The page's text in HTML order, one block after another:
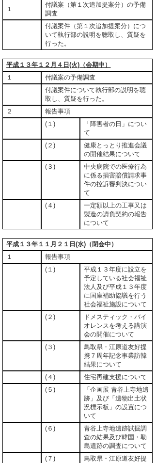
１
付議案（第１次追加提案分）の予備
調査
付議案件（第１次追加提案分）につ
いて執行部の説明を聴取し、質疑を
行った。
平成１３年１２月４日(火)（会期中）
１
付議案の予備調査
付議案件について執行部の説明を聴
取し、質疑を行った。
２
報告事項
(１)
「障害者の日」につい
て
(２)
健康とっとり推進会議
の開催結果について
(３)
中央病院での医療行為
に係る損害賠償請求事
件の控訴審判決につい
て
(４)
一定額以上の工事又は
製造の請負契約の報告
について
平成１３年１１月２１日(水)（閉会中）
１
報告事項
(１)
平成１３年度に設立を
予定している社会福祉
法人及び平成１３年度
に国庫補助協議を行う
社会福祉施設について
(２)
ドメスティック・バイ
オレンスを考える講演
会の開催について
(３)
鳥取県・江原道友好提
携７周年記念事業訪韓
結果について
(４)
住宅再建支援について
(５)
「企画展 青谷上寺地遺
跡」及び「遺物出土状
況標示板」の設置につ
いて
(６)
青谷上寺地遺跡試掘調
査の結果及び韓国・勒
島遺跡の調査について
(７)
鳥取県・江原道友好提